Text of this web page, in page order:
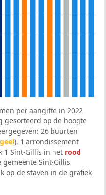
per aangifte in 2022
gesorteerd op de hoogte
26 buurten
geel), 1 arrondissement
1 Sint-Gillis in het rood
Sint-Gillis
op de staven in de grafiek